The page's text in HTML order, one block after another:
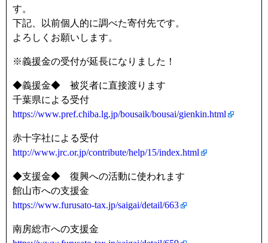
す。
下記、以前個人的に調べた寄付先です。
よろしくお願いします。
※義援金の受付が延長になりました！
◆義援金◆ 被災者に直接渡ります
千葉県による受付
https://www.pref.chiba.lg.jp/bousaik/bousai/gienkin.html
赤十字社による受付
http://www.jrc.or.jp/contribute/help/15/index.html
◆支援金◆ 復興への活動に使われます
館山市への支援金
https://www.furusato-tax.jp/saigai/detail/663
南房総市への支援金